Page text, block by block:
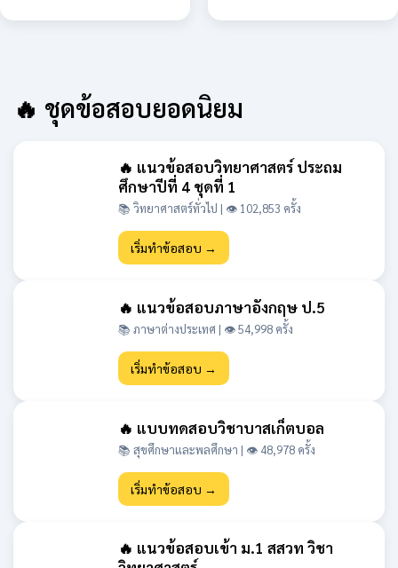
🔥 ชุดข้อสอบยอดนิยม
🔥 แนวข้อสอบวิทยาศาสตร์ ประถม
ศึกษาปีที่ 4 ชุดที่ 1
📚 วิทยาศาสตร์ทั่วไป | 👁 102,853 ครั้ง
เริ่มทำข้อสอบ →
🔥 แนวข้อสอบภาษาอังกฤษ ป.5
📚 ภาษาต่างประเทศ | 👁 54,998 ครั้ง
เริ่มทำข้อสอบ →
🔥 แบบทดสอบวิชาบาสเก็ตบอล
📚 สุขศึกษาและพลศึกษา | 👁 48,978 ครั้ง
เริ่มทำข้อสอบ →
🔥 แนวข้อสอบเข้า ม.1 สสวท วิชา